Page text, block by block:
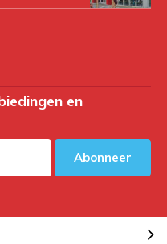
en
Abonneer